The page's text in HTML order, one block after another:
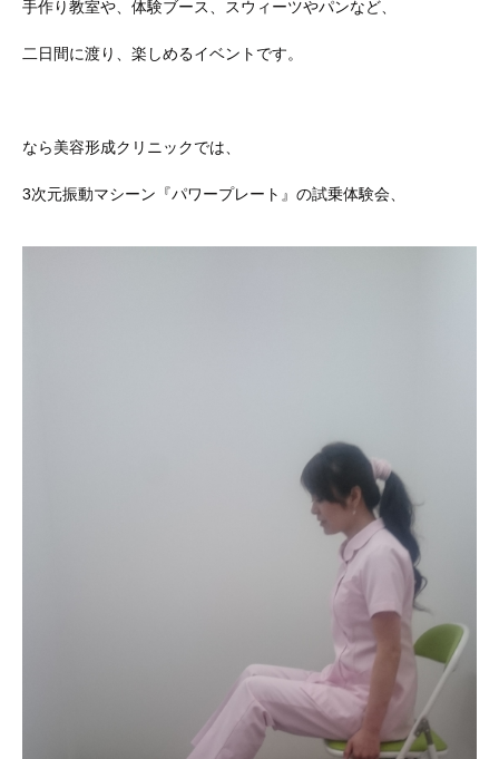
手作り教室や、体験ブース、スウィーツやパンなど、
二日間に渡り、楽しめるイベントです。
なら美容形成クリニックでは、
3次元振動マシーン『パワープレート』の試乗体験会、